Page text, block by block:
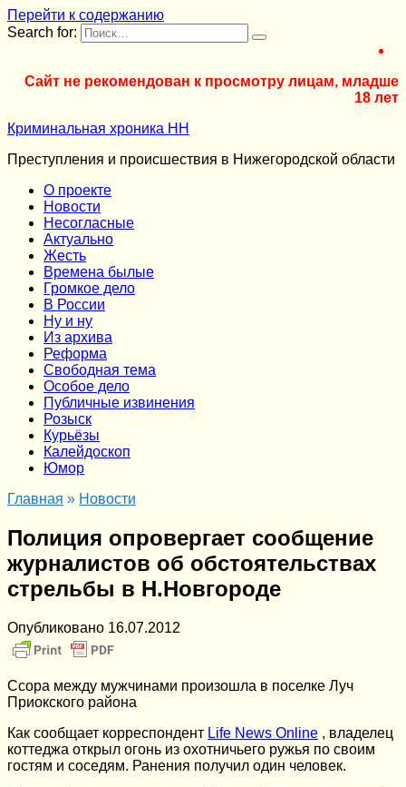
Перейти к содержанию
Search for:
Сайт не рекомендован к просмотру лицам, младше
18 лет
Криминальная хроника НН
Преступления и происшествия в Нижегородской области
О проекте
Новости
Несогласные
Актуально
Жесть
Времена былые
Громкое дело
В России
Ну и ну
Из архива
Реформа
Cвободная тема
Особое дело
Публичные извинения
Розыск
Курьёзы
Калейдоскоп
Юмор
Главная » Новости
Полиция опровергает сообщение
журналистов об обстоятельствах
стрельбы в Н.Новгороде
Опубликовано 16.07.2012
Ссора между мужчинами произошла в поселке Луч
Приокского района
Как сообщает корреспондент Life News Online , владелец
коттеджа открыл огонь из охотничьего ружья по своим
гостям и соседям. Ранения получил один человек.